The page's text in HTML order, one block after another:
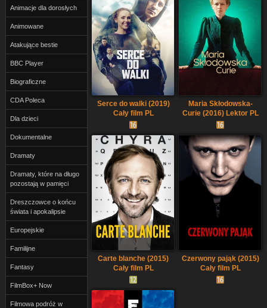
Animacje dla dorosłych
Animowane
Atakujące bestie
BBC Player
Biograficzne
CDA Poleca
Dla dzieci
Dokumentalne
Dramaty
Dramaty, które na długo
pozostają w pamięci
Dreszczowce o końcu
świata i apokalipsie
Europejskie
Familijne
Fantasy
FilmBox+ Now
Filmowa podróż w
Serce do walki (2019)
Cały film PL
Maria Skłodowska-
Curie (2016) Lektor PL
Carte blanche (2015)
Cały film PL
Czerwony pająk (2015)
Cały film PL